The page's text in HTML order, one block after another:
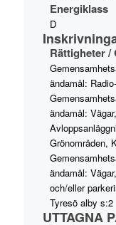
Energiklass
D
Rättigheter /
ändamål:
ändamål:
Grönområden,
ändamål:
och/eller
Tyresö alby s:2
UTTAGNA